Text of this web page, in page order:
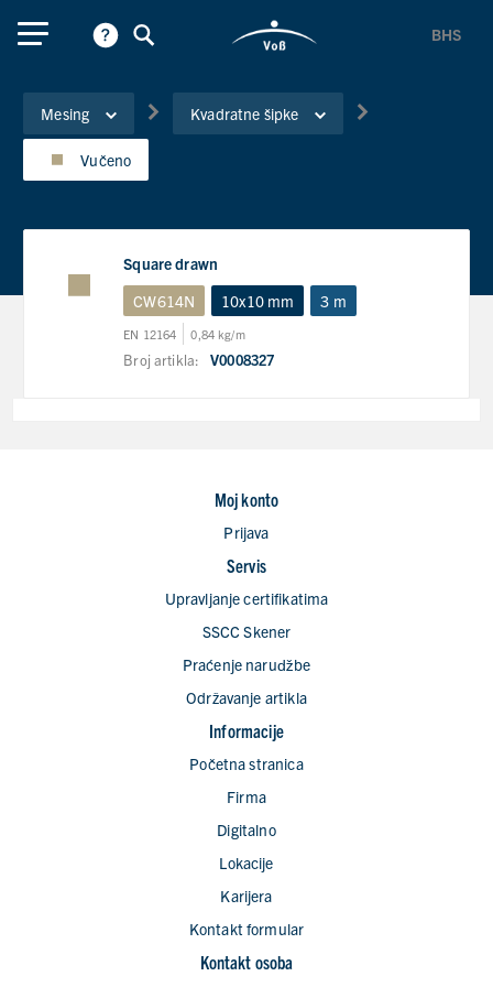
BHS
Mesing Kvadratne šipke
Vučeno
Square drawn
CW614N
10x10 mm 3 m
EN 12164 0,84 kg/m
Broj artikla: V0008327
Moj konto
Prijava
Servis
Upravljanje certifikatima
SSCC Skener
Praćenje naruǆbe
Održavanje artikla
Informacije
Početna stranica
Firma
Digitalno
Lokacije
Karijera
Kontakt formular
Kontakt osoba